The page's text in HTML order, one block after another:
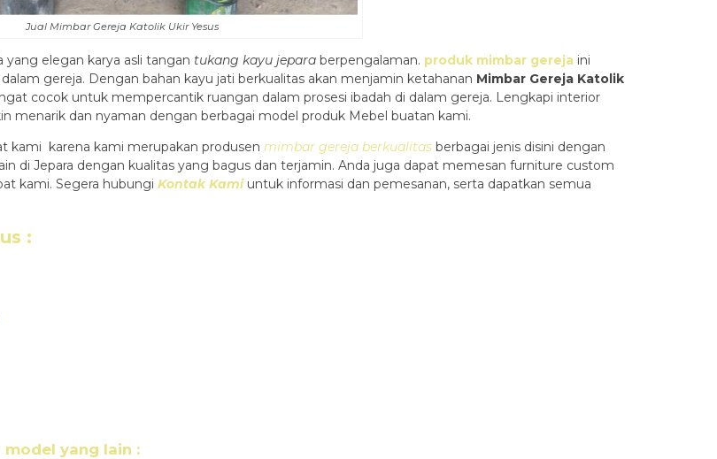
Jual Mimbar Gereja Katolik Ukir Yesus
elegan karya asli tangan tukang kayu jepara berpengalaman. produk mimbar gereja ini
gereja. Dengan bahan kayu jati berkualitas akan menjamin ketahanan Mimbar Gereja Katolik
cocok untuk mempercantik ruangan dalam prosesi ibadah di dalam gereja. Lengkapi interior
menarik dan nyaman dengan berbagai model produk Mebel buatan kami.
kami karena kami merupakan produsen mimbar gereja berkualitas berbagai jenis disini dengan
di Jepara dengan kualitas yang bagus dan terjamin. Anda juga dapat memesan furniture custom
kami. Segera hubungi Kontak Kamiuntuk informasi dan pemesanan, serta dapatkan semua
:
model yang lain :